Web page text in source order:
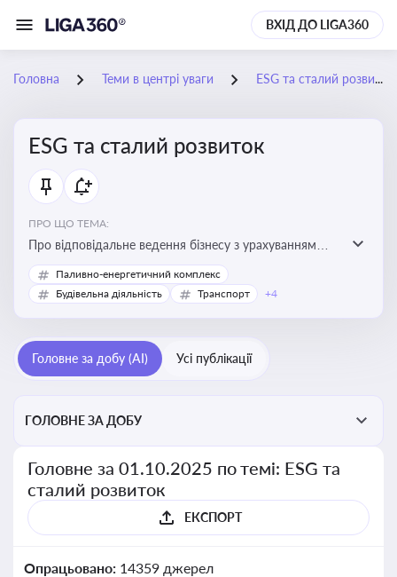
ВХІД ДО LIGA360
Головна Теми в центрі уваги ESG та сталий розвиток
ESG та сталий розвиток
ПРО ЩО ТЕМА:
Про відповідальне ведення бізнесу з урахуванням
екологічних, соціальних та управлінських факторів
для досягнення довгострокової сталості
Паливно-енергетичний комплекс
Будівельна діяльність
Транспорт +4
Головне за добу (AI) Усі публікації
ГОЛОВНЕ ЗА ДОБУ
Головне за 01.10.2025 по темі: ESG та
сталий розвиток
ЕКСПОРТ
Опрацьовано: 14359 джерел